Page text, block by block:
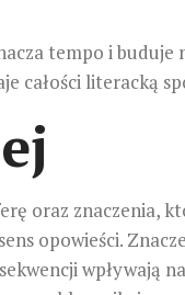
tempo i buduje
całości literacką
oraz znaczenia,
opowieści.
wpływają